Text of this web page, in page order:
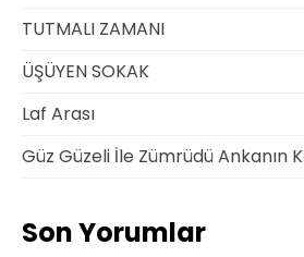
TUTMALI ZAMANI
ÜŞÜYEN SOKAK
Laf Arası
Güz Güzeli İle Zümrüdü Ankanın
Son Yorumlar